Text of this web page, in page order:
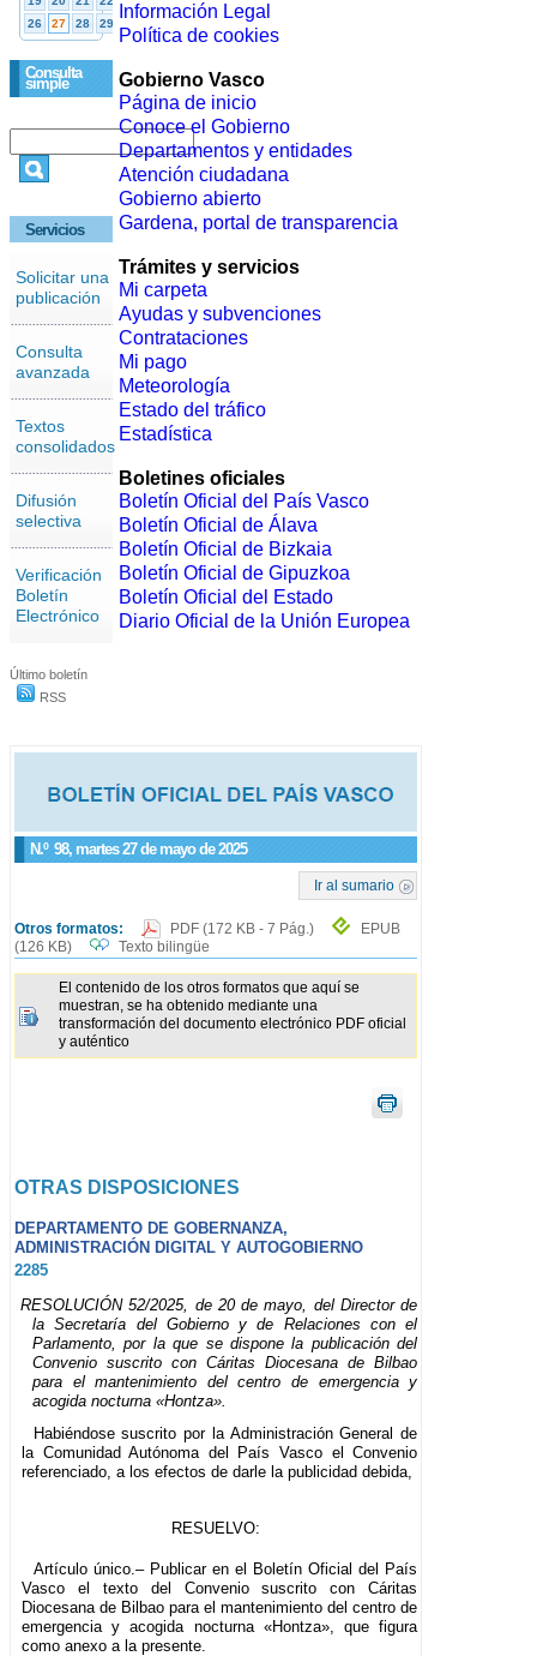
Consulta
simple
Servicios
Solicitar una
publicación
Consulta
avanzada
Textos
consolidados
Difusión
selectiva
Verificación
Boletín
Electrónico
Último boletín
RSS
N.º 98, martes 27 de mayo de 2025
Ir al sumario
Otros formatos: PDF (172 KB - 7 Pág.)
EPUB
(126 KB)
Texto bilingüe
El contenido de los otros formatos que aquí se
muestran, se ha obtenido mediante una
transformación del documento electrónico PDF oficial
y auténtico
OTRAS DISPOSICIONES
DEPARTAMENTO DE GOBERNANZA,
ADMINISTRACIÓN DIGITAL Y AUTOGOBIERNO
2285
RESOLUCIÓN 52/2025, de 20 de mayo, del Director de
la Secretaría del Gobierno y de Relaciones con el
Parlamento, por la que se dispone la publicación del
Convenio suscrito con Cáritas Diocesana de Bilbao
para el mantenimiento del centro de emergencia y
acogida nocturna «Hontza».
Habiéndose suscrito por la Administración General de
la Comunidad Autónoma del País Vasco el Convenio
referenciado, a los efectos de darle la publicidad debida,
RESUELVO:
Artículo único.– Publicar en el Boletín Oficial del País
Vasco el texto del Convenio suscrito con Cáritas
Diocesana de Bilbao para el mantenimiento del centro de
emergencia y acogida nocturna «Hontza», que figura
como anexo a la presente.
Información Legal
Política de cookies
Gobierno Vasco
Página de inicio
Conoce el Gobierno
Departamentos y entidades
Atención ciudadana
Gobierno abierto
Gardena, portal de transparencia
Trámites y servicios
Mi carpeta
Ayudas y subvenciones
Contrataciones
Mi pago
Meteorología
Estado del tráfico
Estadística
Boletines oficiales
Boletín Oficial del País Vasco
Boletín Oficial de Álava
Boletín Oficial de Bizkaia
Boletín Oficial de Gipuzkoa
Boletín Oficial del Estado
Diario Oficial de la Unión Europea